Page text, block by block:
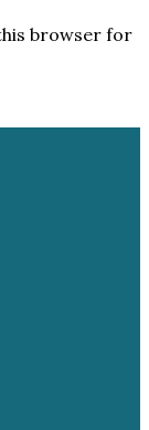
browser for